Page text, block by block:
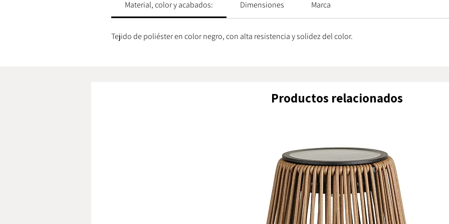
Material, color y acabados: Dimensiones Marca
Tejido de poliéster en color negro, con alta resistencia y solidez del color.
Productos relacionados